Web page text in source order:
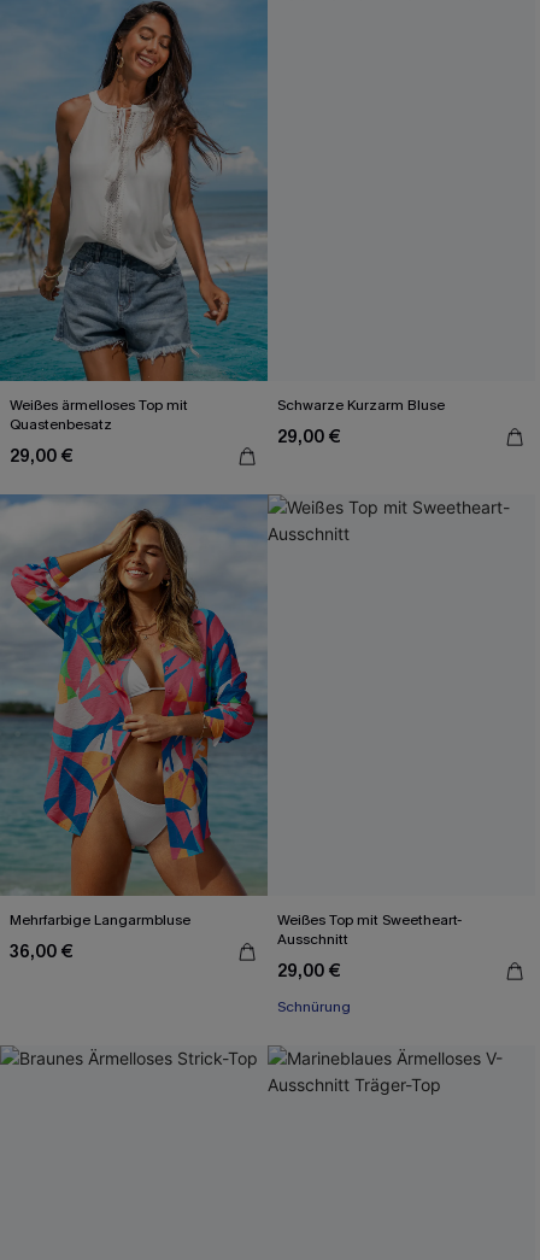
Weißes ärmelloses Top mit
Quastenbesatz
29,00 €
Schwarze Kurzarm Bluse
29,00 €
Mehrfarbige Langarmbluse
36,00 €
Weißes Top mit Sweetheart-
Ausschnitt
29,00 €
Schnürung